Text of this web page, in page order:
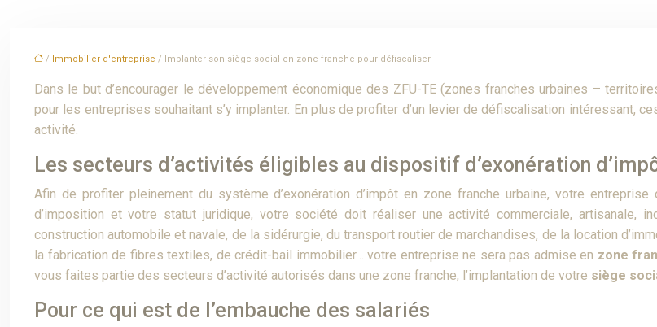
/ Immobilier d'entreprise / Implanter son siège social en zone franche pour défiscaliser
Dans le but d’encourager le développement économique des ZFU-TE (zones franches urbaines –
pour les entreprises souhaitant s’y implanter. En plus de profiter d’un levier de défiscalisation intéressant,
activité.
Les secteurs d’activités éligibles au dispositif d’exonération
Afin de profiter pleinement du système d’exonération d’impôt en zone franche urbaine, votre
d’imposition et votre statut juridique, votre société doit réaliser une activité commerciale, artisanale,
construction automobile et navale, de la sidérurgie, du transport routier de marchandises, de la location
la fabrication de fibres textiles, de crédit-bail immobilier… votre entreprise ne sera pas admise en zone
vous faites partie des secteurs d’activité autorisés dans une zone franche, l’implantation de votre siège
Pour ce qui est de l’embauche des salariés